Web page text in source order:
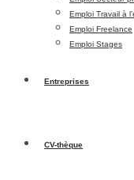
Emploi Travail à
Emploi Freelance
Emploi Stages
Entreprises
CV-thèque